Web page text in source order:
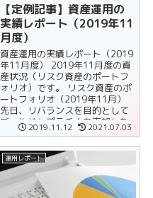
【定例記事】資産運用の
実績レポート（2019年11
月度）
資産運用の実績レポート（2019
年11月度） 2019年11月度の資
産状況（リスク資産のポートフ
ォリオ）です。 リスク資産のポ
ートフォリオ（2019年11月）
先日、リバランスを目的として
ゴールドとプラチナを売却した
ため、それ......
2019.11.12 2021.07.03
運用レポート